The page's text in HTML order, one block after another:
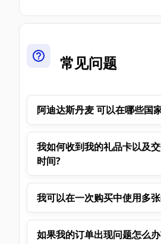
常见问题
阿迪达斯丹麦 可以在哪些国
我如何收到我的礼品卡以及
时间?
我可以在一次购买中使用多
如果我的订单出现问题怎么